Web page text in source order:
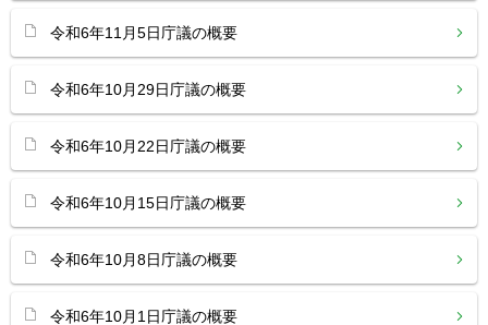
令和6年11月5日庁議の概要
令和6年10月29日庁議の概要
令和6年10月22日庁議の概要
令和6年10月15日庁議の概要
令和6年10月8日庁議の概要
令和6年10月1日庁議の概要